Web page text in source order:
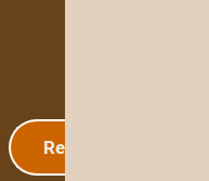
Reģistrācija